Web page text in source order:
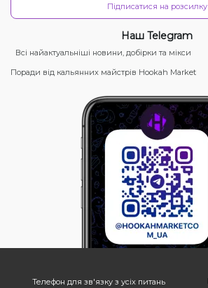
Підписатися на розсилку
Наш Telegram
Всі найактуальніші новини, добірки та мікси
Поради від кальянних майстрів Hookah Market
Телефон для зв'язку з усіх питань